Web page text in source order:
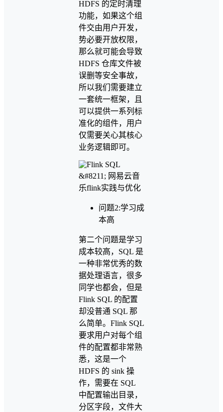
HDFS 的定时清理
功能，如果这个组
件交由用户开发，
势必要开放权限，
那么就可能会导致
HDFS 仓库文件被
误删等安全事故，
所以我们需要建立
一套统一框架，且
可以提供一系列标
准化的组件，用户
仅需要关心其核心
业务逻辑即可。
问题2:学习成
本高
第二个问题是学习
成本较高，SQL 是
一种非常优秀的数
据处理语言，很多
同学也都会，但是
Flink SQL 的配置
却没普通 SQL 那
么简单。Flink SQL
要求用户对每个组
件的配置都非常熟
悉，这是一个
HDFS 的 sink 操
作，需要在 SQL
中配置输出目录，
分区字段，文件大